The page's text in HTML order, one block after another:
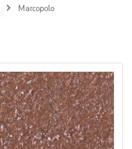
Marcopolo